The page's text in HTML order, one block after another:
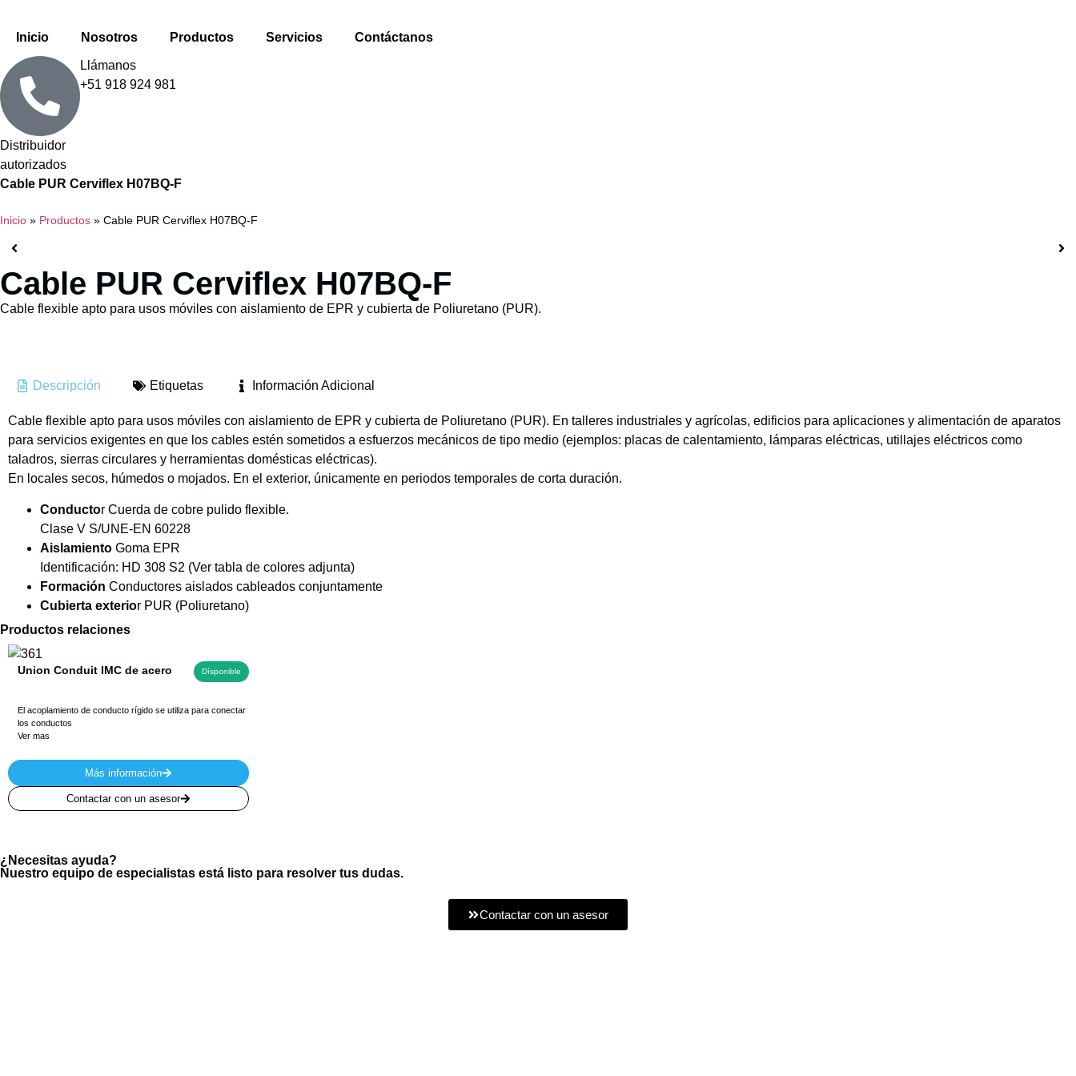
Inicio Nosotros Productos Servicios Contáctanos
Llámanos
+51 918 924 981
Distribuidor
autorizados
Cable PUR Cerviflex H07BQ-F
Inicio » Productos » Cable PUR Cerviflex H07BQ-F
Cable PUR Cerviflex H07BQ-F
Cable flexible apto para usos móviles con aislamiento de EPR y cubierta de Poliuretano (PUR).
Descripción Etiquetas Información Adicional
Cable flexible apto para usos móviles con aislamiento de EPR y cubierta de Poliuretano (PUR). En talleres industriales y agrícolas, edificios para aplicaciones y alimentación de aparatos
para servicios exigentes en que los cables estén sometidos a esfuerzos mecánicos de tipo medio (ejemplos: placas de calentamiento, lámparas eléctricas, utillajes eléctricos como
taladros, sierras circulares y herramientas domésticas eléctricas).
En locales secos, húmedos o mojados. En el exterior, únicamente en peri­odos temporales de corta duración.
Conductor Cuerda de cobre pulido flexible.
Clase V S/UNE-EN 60228
Aislamiento Goma EPR
Identificación: HD 308 S2 (Ver tabla de colores adjunta)
Formación Conductores aislados cableados conjuntamente
Cubierta exterior PUR (Poliuretano)
Productos relaciones
Dísponible
Union Conduit IMC de acero
El acoplamiento de conducto rígido se utiliza para conectar
los conductos
Ver mas
Más información
Contactar con un asesor
¿Necesitas ayuda?
Nuestro equipo de especialistas está listo para resolver tus dudas.
Contactar con un asesor